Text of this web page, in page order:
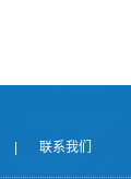
联系我们